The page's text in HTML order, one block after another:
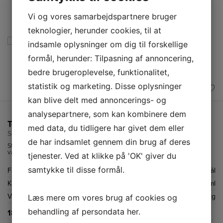
Tefal Termoflaske
Senator 0,7 L
Stilfuld termokande på 0,7 liter i rustfrit stål. 100% væsketæt
vakuumflaske med praktisk krus i låget.
Farve
Rustfri stål
Kapacitet
700 ml
Vægt
0,5 kg
189,-
Vi og vores samarbejdspartnere bruger
teknologier, herunder cookies, til at
indsamle oplysninger om dig til forskellige
formål, herunder: Tilpasning af annoncering,
bedre brugeroplevelse, funktionalitet,
statistik og marketing. Disse oplysninger
kan blive delt med annoncerings- og
analysepartnere, som kan kombinere dem
med data, du tidligere har givet dem eller
de har indsamlet gennem din brug af deres
tjenester. Ved at klikke på 'OK' giver du
samtykke til disse formål.
Læs mere om vores brug af cookies og
behandling af persondata her.